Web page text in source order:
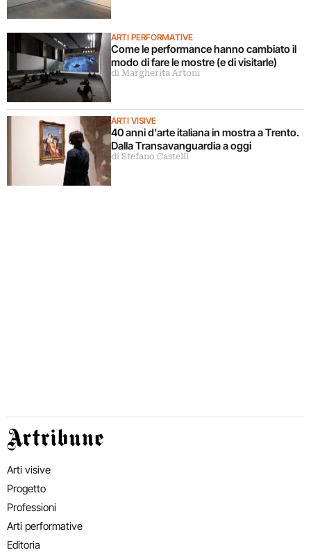
ARTI PERFORMATIVE
Come le performance hanno cambiato il
modo di fare le mostre (e di visitarle)
di Margherita Artoni
ARTI VISIVE
40 anni d’arte italiana in mostra a Trento.
Dalla Transavanguardia a oggi
di Stefano Castelli
Artribune
Arti visive
Progetto
Professioni
Arti performative
Editoria